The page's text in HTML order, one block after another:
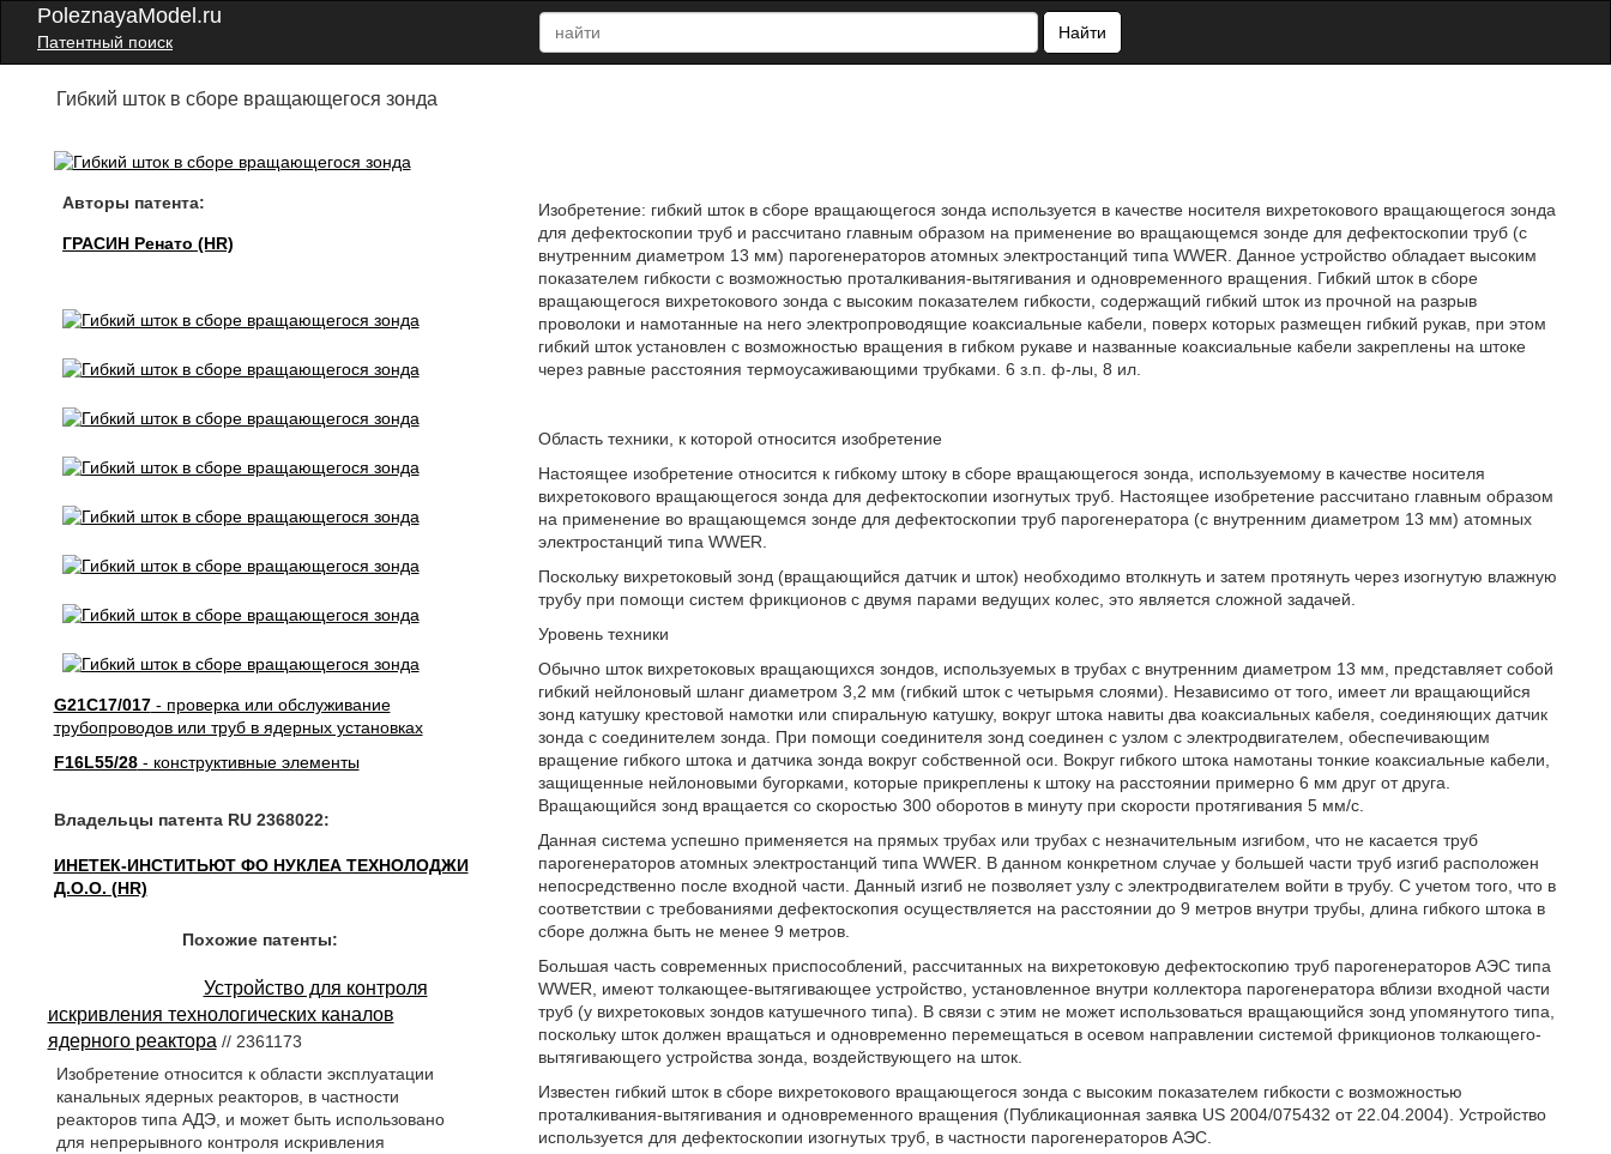
PoleznayaModel.ru
Патентный поиск
Найти
Гибкий шток в сборе вращающегося зонда
Авторы патента:
ГРАСИН Ренато (HR)
G21C17/017- проверка или обслуживание
трубопроводов или труб в ядерных установках
F16L55/28- конструктивные элементы
Владельцы патента RU 2368022:
ИНЕТЕК-ИНСТИТЬЮТ ФО НУКЛЕА ТЕХНОЛОДЖИ
Д.О.О. (HR)
Изобретение: гибкий шток в сборе вращающегося зонда используется в качестве носителя вихретокового вращающегося зонда
для дефектоскопии труб и рассчитано главным образом на применение во вращающемся зонде для дефектоскопии труб (с
внутренним диаметром 13 мм) парогенераторов атомных электростанций типа WWER. Данное устройство обладает высоким
показателем гибкости с возможностью проталкивания-вытягивания и одновременного вращения. Гибкий шток в сборе
вращающегося вихретокового зонда с высоким показателем гибкости, содержащий гибкий шток из прочной на разрыв
проволоки и намотанные на него электропроводящие коаксиальные кабели, поверх которых размещен гибкий рукав, при этом
гибкий шток установлен с возможностью вращения в гибком рукаве и названные коаксиальные кабели закреплены на штоке
через равные расстояния термоусаживающими трубками. 6 з.п. ф-лы, 8 ил.
Область техники, к которой относится изобретение
Настоящее изобретение относится к гибкому штоку в сборе вращающегося зонда, используемому в качестве носителя
вихретокового вращающегося зонда для дефектоскопии изогнутых труб. Настоящее изобретение рассчитано главным образом
на применение во вращающемся зонде для дефектоскопии труб парогенератора (с внутренним диаметром 13 мм) атомных
электростанций типа WWER.
Поскольку вихретоковый зонд (вращающийся датчик и шток) необходимо втолкнуть и затем протянуть через изогнутую влажную
трубу при помощи систем фрикционов с двумя парами ведущих колес, это является сложной задачей.
Уровень техники
Обычно шток вихретоковых вращающихся зондов, используемых в трубах с внутренним диаметром 13 мм, представляет собой
гибкий нейлоновый шланг диаметром 3,2 мм (гибкий шток с четырьмя слоями). Независимо от того, имеет ли вращающийся
зонд катушку крестовой намотки или спиральную катушку, вокруг штока навиты два коаксиальных кабеля, соединяющих датчик
зонда с соединителем зонда. При помощи соединителя зонд соединен с узлом с электродвигателем, обеспечивающим
вращение гибкого штока и датчика зонда вокруг собственной оси. Вокруг гибкого штока намотаны тонкие коаксиальные кабели,
защищенные нейлоновыми бугорками, которые прикреплены к штоку на расстоянии примерно 6 мм друг от друга.
Вращающийся зонд вращается со скоростью 300 оборотов в минуту при скорости протягивания 5 мм/с.
Данная система успешно применяется на прямых трубах или трубах с незначительным изгибом, что не касается труб
парогенераторов атомных электростанций типа WWER. В данном конкретном случае у большей части труб изгиб расположен
непосредственно после входной части. Данный изгиб не позволяет узлу с электродвигателем войти в трубу. С учетом того, что в
соответствии с требованиями дефектоскопия осуществляется на расстоянии до 9 метров внутри трубы, длина гибкого штока в
сборе должна быть не менее 9 метров.
Большая часть современных приспособлений, рассчитанных на вихретоковую дефектоскопию труб парогенераторов АЭС типа
WWER, имеют толкающее-вытягивающее устройство, установленное внутри коллектора парогенератора вблизи входной части
труб (у вихретоковых зондов катушечного типа). В связи с этим не может использоваться вращающийся зонд упомянутого типа,
поскольку шток должен вращаться и одновременно перемещаться в осевом направлении системой фрикционов толкающего-
вытягивающего устройства зонда, воздействующего на шток.
Известен гибкий шток в сборе вихретокового вращающегося зонда с высоким показателем гибкости с возможностью
проталкивания-вытягивания и одновременного вращения (Публикационная заявка US 2004/075432 от 22.04.2004). Устройство
используется для дефектоскопии изогнутых труб, в частности парогенераторов АЭС.
Похожие патенты:
Устройство для контроля
искривления технологических каналов
ядерного реактора // 2361173
Изобретение относится к области эксплуатации
канальных ядерных реакторов, в частности
реакторов типа АДЭ, и может быть использовано
для непрерывного контроля искривления